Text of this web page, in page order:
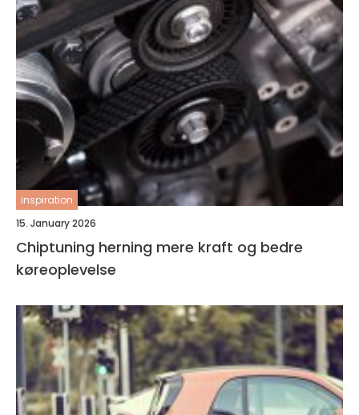
inspiration
15. January 2026
Chiptuning herning mere kraft og bedre
køreoplevelse